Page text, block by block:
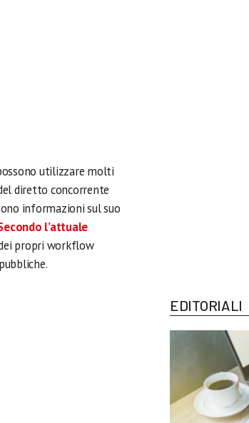
utilizzare molti
diretto concorrente
informazioni sul suo
l’attuale
propri workflow
EDITORIALI